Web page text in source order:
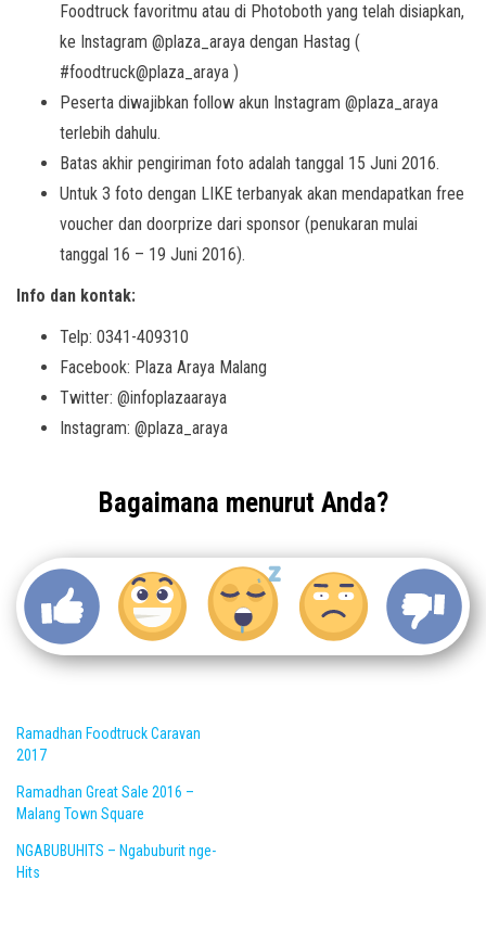
Foodtruck favoritmu atau di Photoboth yang telah disiapkan,
ke Instagram @plaza_araya dengan Hastag (
#foodtruck@plaza_araya )
Peserta diwajibkan follow akun Instagram @plaza_araya
terlebih dahulu.
Batas akhir pengiriman foto adalah tanggal 15 Juni 2016.
Untuk 3 foto dengan LIKE terbanyak akan mendapatkan free
voucher dan doorprize dari sponsor (penukaran mulai
tanggal 16 – 19 Juni 2016).
Info dan kontak:
Telp: 0341-409310
Facebook: Plaza Araya Malang
Twitter: @infoplazaaraya
Instagram: @plaza_araya
Bagaimana menurut Anda?
Ramadhan Foodtruck Caravan
2017
Ramadhan Great Sale 2016 –
Malang Town Square
NGABUBUHITS – Ngabuburit nge-
Hits